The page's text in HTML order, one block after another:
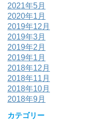
2021年5月
2020年1月
2019年12月
2019年3月
2019年2月
2019年1月
2018年12月
2018年11月
2018年10月
2018年9月
カテゴリー